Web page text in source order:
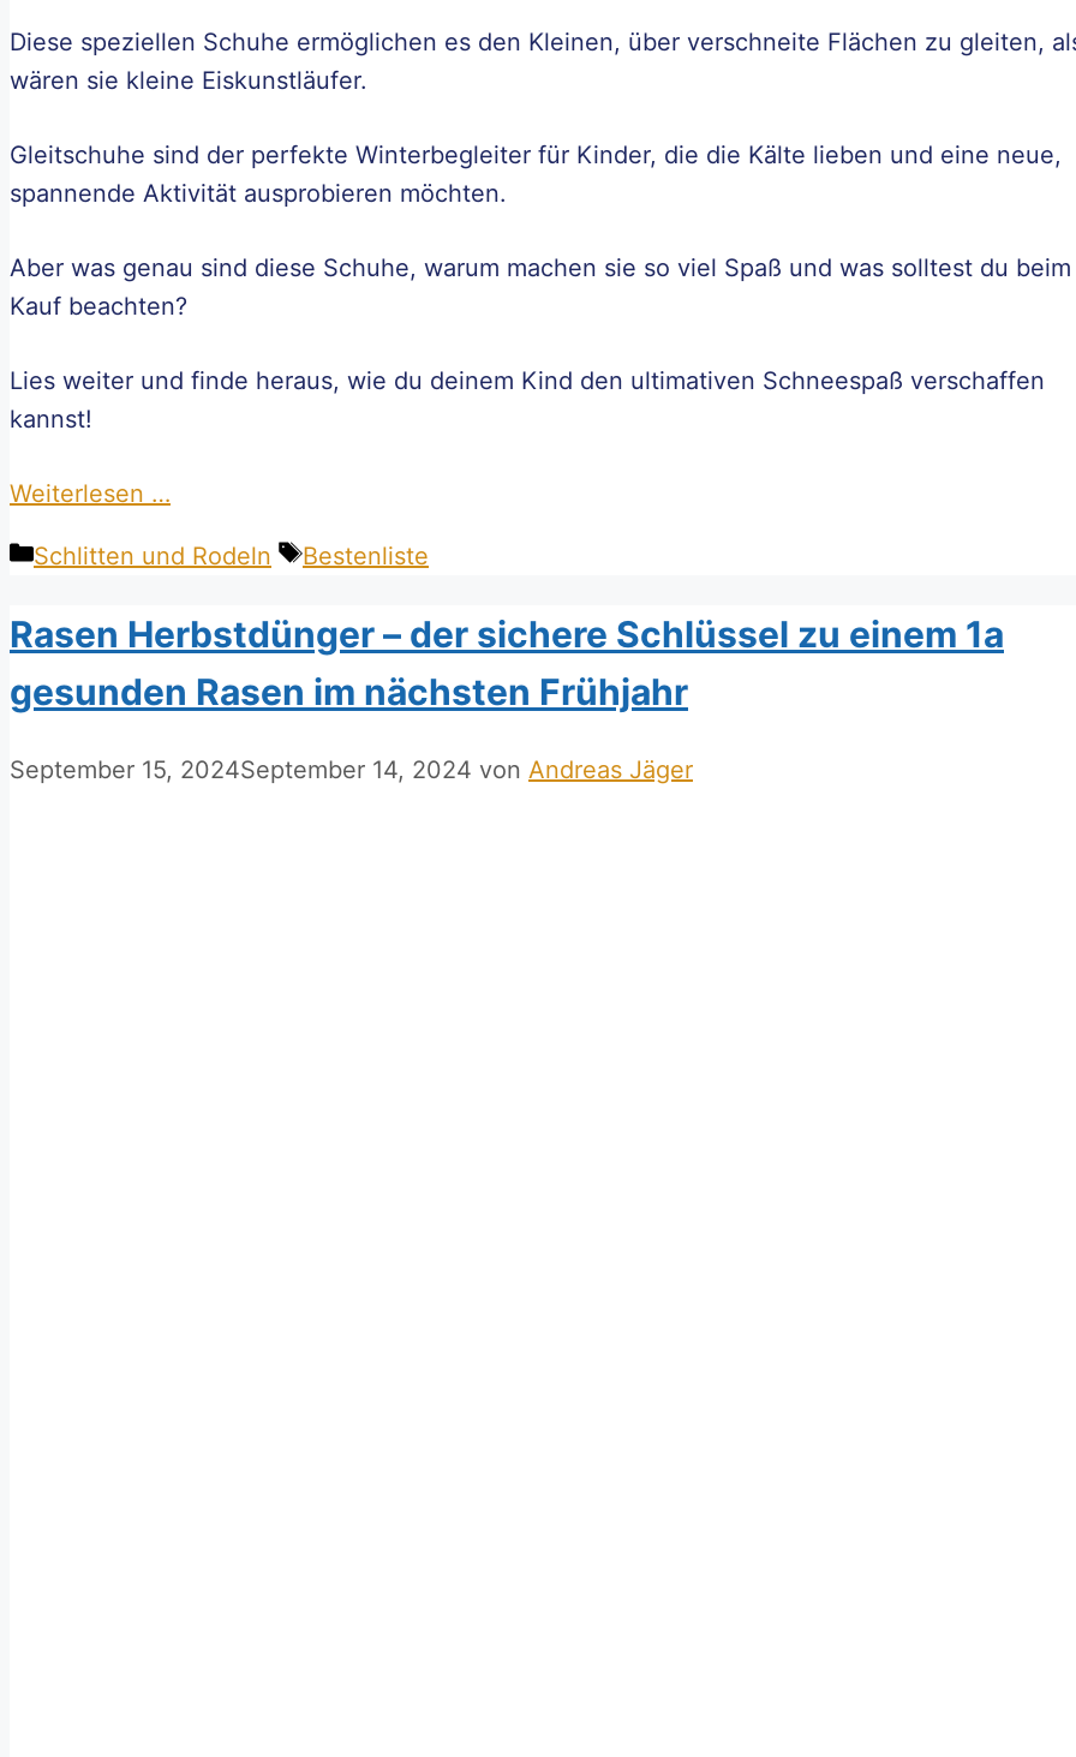
Diese speziellen Schuhe ermöglichen es den Kleinen, über verschneite Flächen zu gleiten,
wären sie kleine Eiskunstläufer.
Gleitschuhe sind der perfekte Winterbegleiter für Kinder, die die Kälte lieben und eine neue,
spannende Aktivität ausprobieren möchten.
Aber was genau sind diese Schuhe, warum machen sie so viel Spaß und was solltest du beim
Kauf beachten?
Lies weiter und finde heraus, wie du deinem Kind den ultimativen Schneespaß verschaffen
kannst!
Weiterlesen …
Kategorien
Schlitten und Rodeln Schlagwörter
Bestenliste
Rasen Herbstdünger – der sichere Schlüssel zu einem 1a
gesunden Rasen im nächsten Frühjahr
September 15, 2024September 14, 2024 von Andreas Jäger